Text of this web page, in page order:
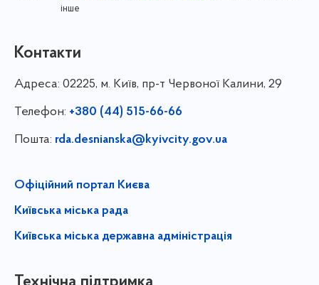
інше
Контакти
Адреса: 02225, м. Київ, пр-т Червоної Калини, 29
Телефон: +380 (44) 515-66-66
Пошта: rda.desnianska@kyivcity.gov.ua
Офіційний портал Києва
Київська міська рада
Київська міська державна адміністрація